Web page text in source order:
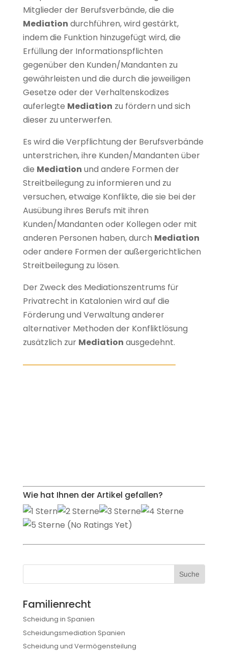
Mitglieder der Berufsverbände, die die
Mediation durchführen, wird gestärkt,
indem die Funktion hinzugefügt wird, die
Erfüllung der Informationspflichten
gegenüber den Kunden/Mandanten zu
gewährleisten und die durch die jeweiligen
Gesetze oder der Verhaltenskodizes
auferlegte Mediation zu fördern und sich
dieser zu unterwerfen.
Es wird die Verpflichtung der Berufsverbände
unterstrichen, ihre Kunden/Mandanten über
die Mediation und andere Formen der
Streitbeilegung zu informieren und zu
versuchen, etwaige Konflikte, die sie bei der
Ausübung ihres Berufs mit ihren
Kunden/Mandanten oder Kollegen oder mit
anderen Personen haben, durch Mediation
oder andere Formen der außergerichtlichen
Streitbeilegung zu lösen.
Der Zweck des Mediationszentrums für
Privatrecht in Katalonien wird auf die
Förderung und Verwaltung anderer
alternativer Methoden der Konfliktlösung
zusätzlich zur Mediation ausgedehnt.
Wie hat Ihnen der Artikel gefallen?
(No Ratings Yet)
Familienrecht
Scheidung in Spanien
Scheidungsmediation Spanien
Scheidung und Vermögensteilung